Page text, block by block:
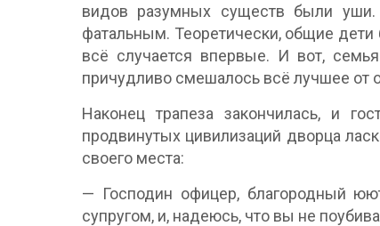
видов разумных существ были
фатальным. Теоретически, общие
всё случается впервые. И вот,
причудливо смешалось всё лучшее от
Наконец трапеза закончилась, и
продвинутых цивилизаций дворца
своего места:
— Господин офицер, благородный
супругом, и, надеюсь, что вы не